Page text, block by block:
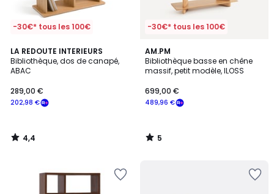
-30€* tous les 100€
LA REDOUTE INTERIEURS
Bibliothèque, dos de canapé,
ABAC
202,98 €
289,00 €
4,4
/ 5
4,4
/
-30€* tous les 100€
AM.PM
Bibliothèque basse en chêne
massif, petit modèle, ILOSS
489,96 €
699,00 €
5
/
5
5
/